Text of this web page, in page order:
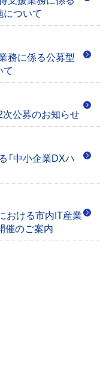
について
務に係る公募型
て
次公募のお知らせ
「中小企業DXハ
おける市内IT産業
催のご案内